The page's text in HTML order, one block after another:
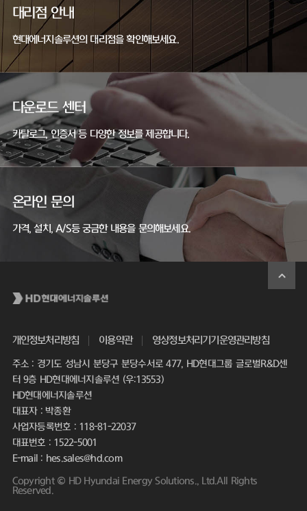
대리점 안내
현대에너지솔루션의 대리점을 확인해보세요.
다운로드 센터
카탈로그, 인증서 등 다양한 정보를 제공합니다.
온라인 문의
가격, 설치, A/S등 궁금한 내용을 문의해보세요.
개인정보처리방침 이용약관 영상정보처리기기운영관리방침
주소 : 경기도 성남시 분당구 분당수서로 477, HD현대그룹 글로벌R&D센
터 9층 HD현대에너지솔루션 (우:13553)
HD현대에너지솔루션
대표자 : 박종환
사업자등록번호 : 118-81-22037
대표번호 : 1522-5001
E-mail : hes.sales@hd.com
Copyright © HD Hyundai Energy Solutions., Ltd.All Rights
Reserved.